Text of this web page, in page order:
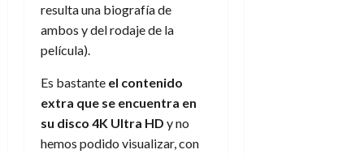
resulta una biografía de
ambos y del rodaje de la
película).
Es bastante el contenido
extra que se encuentra en
su disco 4K Ultra HD y no
hemos podido visualizar, con